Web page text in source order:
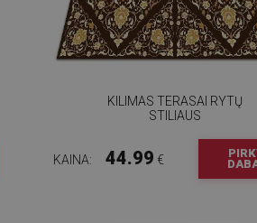
KILIMAS TERASAI RYTŲ
STILIAUS
KAINA: 44.99 €